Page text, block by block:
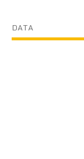
DATA